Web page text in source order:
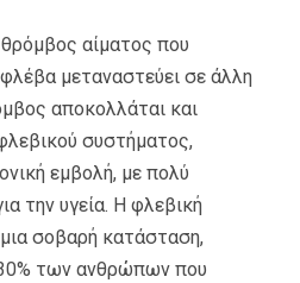
αίματος που
μεταναστεύει σε άλλη
αποκολλάται και
συστήματος,
εμβολή, με πολύ
την υγεία. Η φλεβική
σοβαρή κατάσταση,
των ανθρώπων που